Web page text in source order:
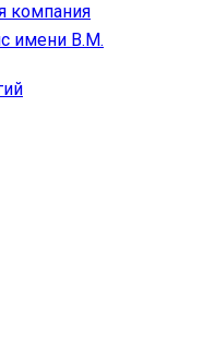
компания
имени В.М.